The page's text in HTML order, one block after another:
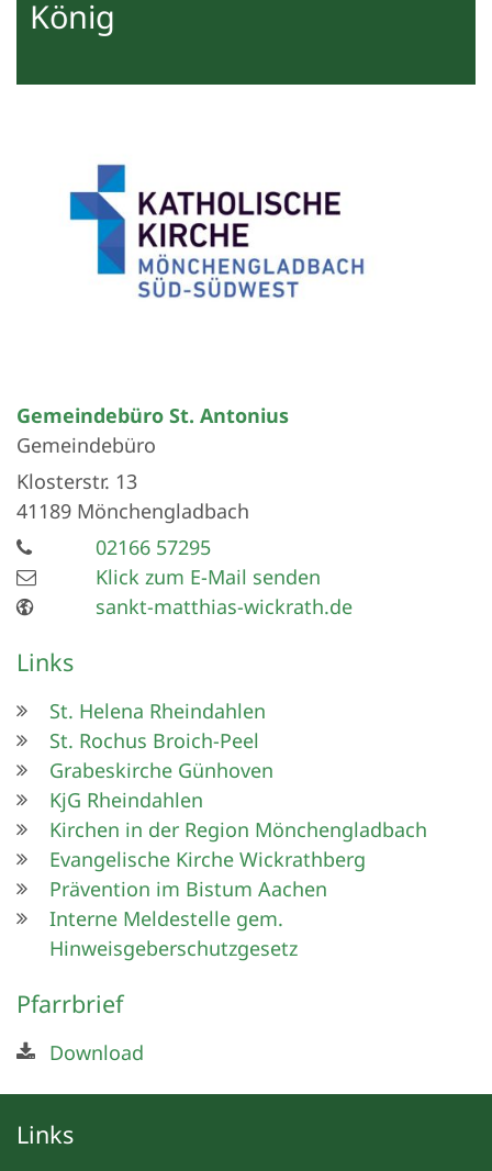
König
Gemeindebüro St. Antonius
Gemeindebüro
Klosterstr. 13
41189 Mönchengladbach
02166 57295
Klick zum E-Mail senden
sankt-matthias-wickrath.de
Links
St. Helena Rheindahlen
St. Rochus Broich-Peel
Grabeskirche Günhoven
KjG Rheindahlen
Kirchen in der Region Mönchengladbach
Evangelische Kirche Wickrathberg
Prävention im Bistum Aachen
Interne Meldestelle gem.
Hinweisgeberschutzgesetz
Pfarrbrief
Download
Links